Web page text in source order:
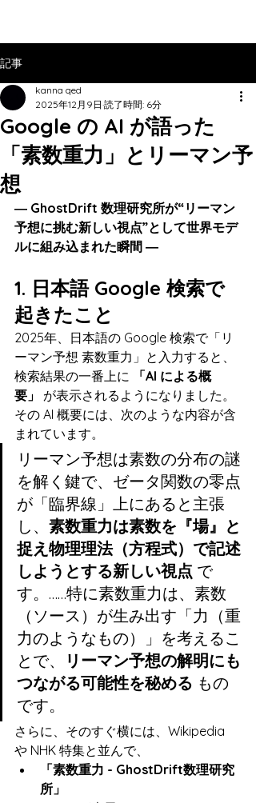
記事
Google の AI が語った
「素数重力」とリーマン予
想
kanna qed
2025年12月9日 読了時間: 6分
― GhostDrift 数理研究所が“リーマン
予想に挑む新しい視点”として世界モデ
ルに組み込まれた瞬間 ―
1. 日本語 Google 検索で
起きたこと
2025年、日本語の Google 検索で「リ
ーマン予想 素数重力」と入力すると、
検索結果の一番上に
「AI による概
要」
が表示されるようになりました。
その AI 概要には、次のような内容が含
まれています。
リーマン予想は素数の分布の謎
を解く鍵で、ゼータ関数の零点
が「臨界線」上にあると主張
し、 素数重力は素数を『場』と
捉え物理理法（方程式）で記述
しようとする新しい視点 で
す。……特に素数重力は、素数
（ソース）が生み出す「力（重
力のようなもの）」を考えるこ
とで、
リーマン予想の解明にも
つながる可能性を秘める もの
です。
さらに、そのすぐ横には、Wikipedia
や NHK 特集と並んで、
「素数重力 - GhostDrift数理研究
所」